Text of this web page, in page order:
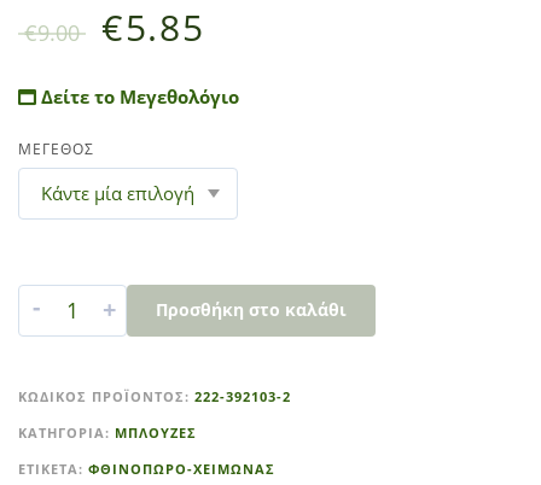
€9.00 €5.85
Δείτε το Μεγεθολόγιο
ΜΕΓΕΘΟΣ
- + Προσθήκη στο καλάθι
t
e
r
ΚΩΔΙΚΌΣ ΠΡΟΪΌΝΤΟΣ: 222-392103-2
ΚΑΤΗΓΟΡΊΑ: ΜΠΛΟΥΖΕΣ
ΕΤΙΚΈΤΑ: ΦΘΙΝΟΠΩΡΟ-ΧΕΙΜΩΝΑΣ